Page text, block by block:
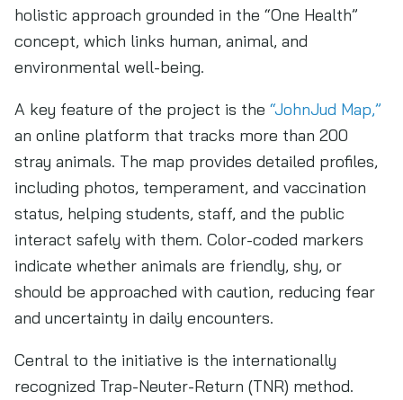
holistic approach grounded in the “One Health”
concept, which links human, animal, and
environmental well-being.
A key feature of the project is the “JohnJud Map,”
an online platform that tracks more than 200
stray animals. The map provides detailed profiles,
including photos, temperament, and vaccination
status, helping students, staff, and the public
interact safely with them. Color-coded markers
indicate whether animals are friendly, shy, or
should be approached with caution, reducing fear
and uncertainty in daily encounters.
Central to the initiative is the internationally
recognized Trap-Neuter-Return (TNR) method.